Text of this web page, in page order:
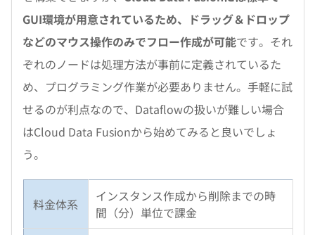
GUI環境が用意されているため、ドラッグ＆ドロップ
などのマウス操作のみでフロー作成が可能です。それ
ぞれのノードは処理方法が事前に定義されているた
め、プログラミング作業が必要ありません。手軽に試
せるのが利点なので、Dataflowの扱いが難しい場合
はCloud Data Fusionから始めてみると良いでしょ
う。
料金体系
インスタンス作成から削除までの時
間（分）単位で課金